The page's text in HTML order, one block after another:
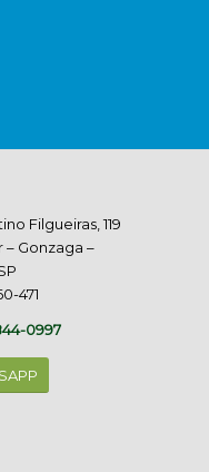
Filgueiras, 119
– Gonzaga –
471
0997